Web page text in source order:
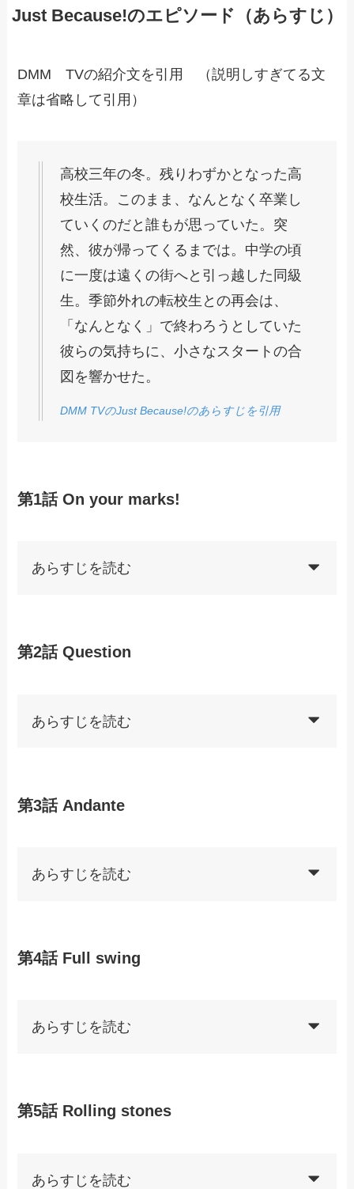
Just Because!のエピソード（あらすじ）
DMM TVの紹介文を引用 （説明しすぎてる文
章は省略して引用）
高校三年の冬。残りわずかとなった高
校生活。このまま、なんとなく卒業し
ていくのだと誰もが思っていた。突
然、彼が帰ってくるまでは。中学の頃
に一度は遠くの街へと引っ越した同級
生。季節外れの転校生との再会は、
「なんとなく」で終わろうとしていた
彼らの気持ちに、小さなスタートの合
図を響かせた。
DMM TVのJust Because!のあらすじを引用
第1話 On your marks!
あらすじを読む
第2話 Question
あらすじを読む
第3話 Andante
あらすじを読む
第4話 Full swing
あらすじを読む
第5話 Rolling stones
あらすじを読む